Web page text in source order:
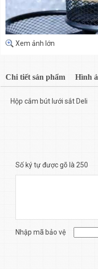
Xem ảnh lớn
Chi tiết sản phẩm Hình
Hộp cắm bút lưới sắt Deli
Số ký tự được gõ là 250
Nhập mã bảo vệ